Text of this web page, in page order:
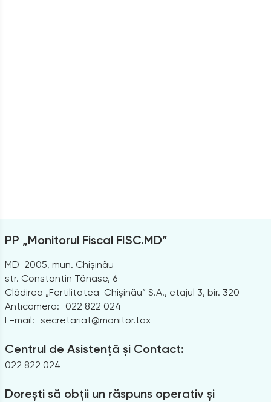
PP „Monitorul Fiscal FISC.MD”
MD-2005, mun. Chișinău
str. Constantin Tănase, 6
Clădirea „Fertilitatea-Chișinău” S.A., etajul 3, bir. 320
Anticamera:
022 822 024
E-mail: secretariat@monitor.tax
Centrul de Asistență și Contact:
022 822 024
Dorești să obții un răspuns operativ și